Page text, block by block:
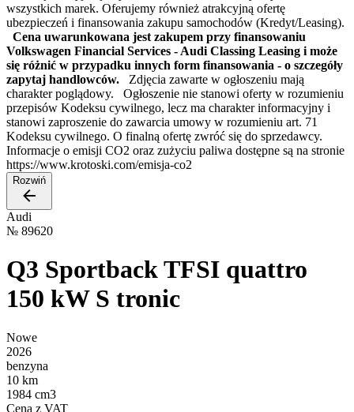
wszystkich marek. Oferujemy również atrakcyjną ofertę
ubezpieczeń i finansowania zakupu samochodów (Kredyt/Leasing).
Cena uwarunkowana jest zakupem przy finansowaniu
Volkswagen Financial Services - Audi Classing Leasing i może
się różnić w przypadku innych form finansowania - o szczegóły
zapytaj handlowców. Zdjęcia zawarte w ogłoszeniu mają
charakter poglądowy. Ogłoszenie nie stanowi oferty w rozumieniu
przepisów Kodeksu cywilnego, lecz ma charakter informacyjny i
stanowi zaproszenie do zawarcia umowy w rozumieniu art. 71
Kodeksu cywilnego. O finalną ofertę zwróć się do sprzedawcy.
Informacje o emisji CO2 oraz zużyciu paliwa dostępne są na stronie
https://www.krotoski.com/emisja-co2
Rozwiń
Audi
№ 89620
Q3 Sportback TFSI quattro
150 kW S tronic
Nowe
2026
benzyna
10 km
1984 cm3
Cena z VAT